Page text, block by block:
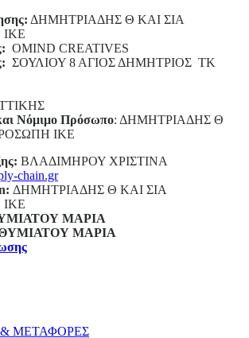
ΔΗΜΗΤΡΙΑΔΗΣ Θ ΚΑΙ ΣΙΑ
ΟΜΙΝD CREATIVES
ΣΟΥΛΙΟΥ 8 ΑΓΙΟΣ ΔΗΜΗΤΡΙΟΣ ΤΚ
Νόμιμο Πρόσωπο: ΔΗΜΗΤΡΙΑΔΗΣ Θ
ΙΚΕ
ΒΛΑΔΙΜΗΡΟΥ ΧΡΙΣΤΙΝΑ
chain.gr
: ΔΗΜΗΤΡΙΑΔΗΣ Θ ΚΑΙ ΣΙΑ
ΜΑΡΙΑ
ΜΑΡΙΑ
& ΜΕΤΑΦΟΡΕΣ